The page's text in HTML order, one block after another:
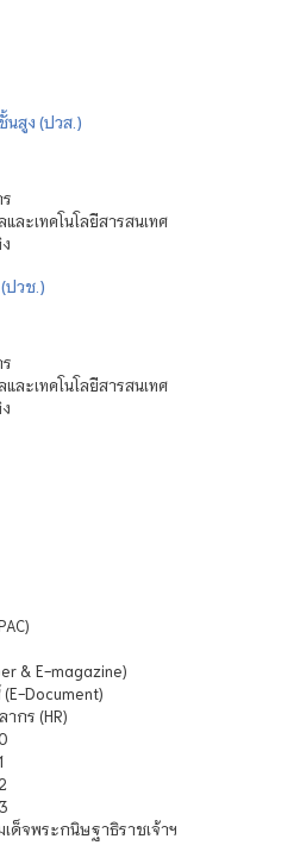
สูง (ปวส.)
ละเทคโนโลยีสารสนเทศ
ปวช.)
ละเทคโนโลยีสารสนเทศ
& E-magazine)
Document)
กร (HR)
ด็จพระกนิษฐาธิราชเจ้าฯ